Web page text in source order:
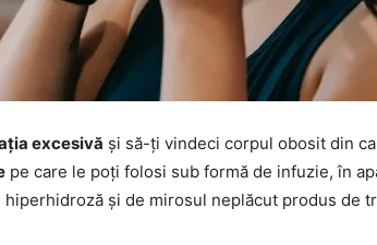
excesivă și să-ți vindeci corpul obosit din
pe care le poți folosi sub formă de infuzie, în
hiperhidroză și de mirosul neplăcut produs de